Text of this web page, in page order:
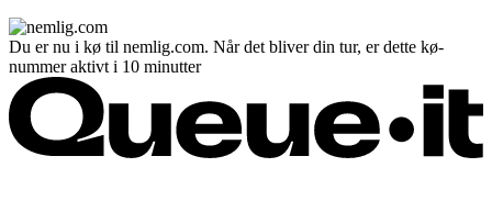
Du er nu i kø til nemlig.com. Når det bliver din tur, er dette kø-
nummer aktivt i 10 minutter